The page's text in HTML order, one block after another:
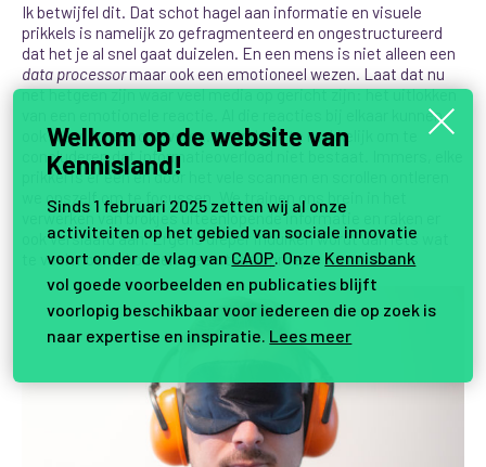
Ik betwijfel dit. Dat schot hagel aan informatie en visuele
prikkels is namelijk zo gefragmenteerd en ongestructureerd
dat het je al snel gaat duizelen. En een mens is niet alleen een
data processormaar ook een emotioneel wezen. Laat dat nu
net hetgeen zijn waar veel media op gericht zijn: het uitlokken
van een emotionele reactie. Al die reacties bij elkaar kunnen
ook weer stress opleveren. Ik vind het te makkelijk om te
concluderen dat informatieoverload niet bestaat. Immers, elke
prikkel is er een en door het vele scannen en scrollen ontleren
we onszelf om te focussen. We trainen ons brein in het
verwerken van brokjes uiteenlopende informatie en raken er
ook verslaafd aan. Ergens dieper induiken wordt dan iets wat
te veel moeite kost en weerstand oproept.
Welkom op de website van
Kennisland!
Sinds 1 februari 2025 zetten wij al onze
activiteiten op het gebied van sociale innovatie
voort onder de vlag van CAOP . Onze Kennisbank
vol goede voorbeelden en publicaties blijft
voorlopig beschikbaar voor iedereen die op zoek is
naar expertise en inspiratie. Lees meer